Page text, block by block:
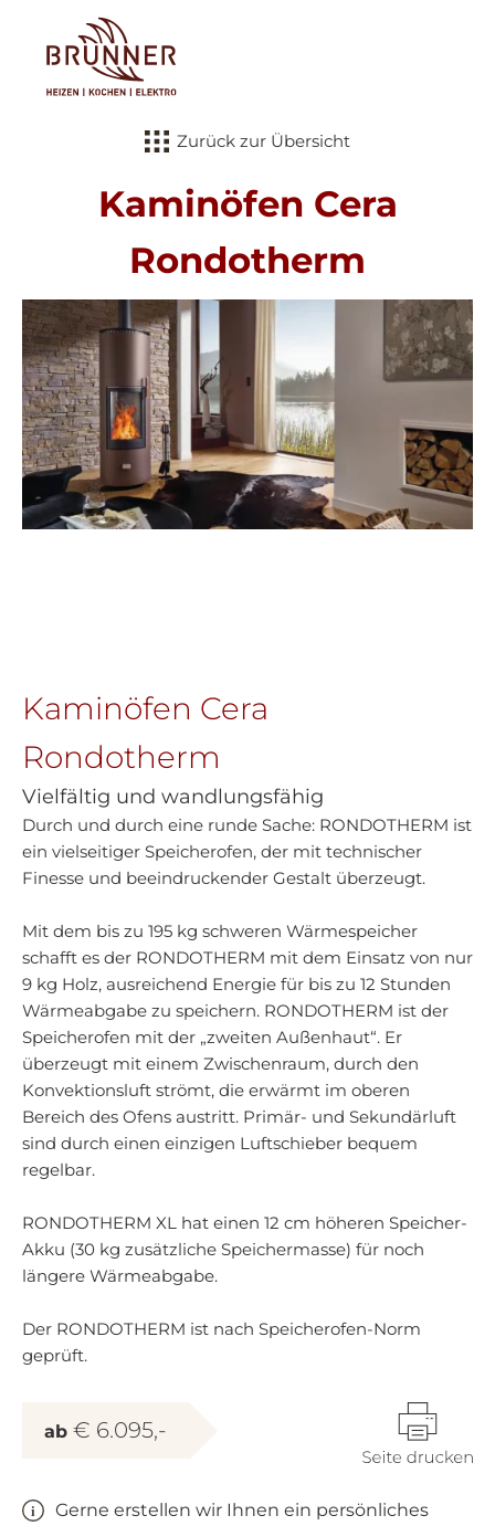
Zurück zur Übersicht
Kaminöfen Cera
Rondotherm
Kaminöfen Cera
Rondotherm
Vielfältig und wandlungsfähig
Durch und durch eine runde Sache: RONDOTHERM ist
ein vielseitiger Speicherofen, der mit technischer
Finesse und beeindruckender Gestalt überzeugt.
Mit dem bis zu 195 kg schweren Wärmespeicher
schafft es der RONDOTHERM mit dem Einsatz von nur
9 kg Holz, ausreichend Energie für bis zu 12 Stunden
Wärmeabgabe zu speichern. RONDOTHERM ist der
Speicherofen mit der „zweiten Außenhaut“. Er
überzeugt mit einem Zwischenraum, durch den
Konvektionsluft strömt, die erwärmt im oberen
Bereich des Ofens austritt. Primär- und Sekundärluft
sind durch einen einzigen Luftschieber bequem
regelbar.
RONDOTHERM XL hat einen 12 cm höheren Speicher-
Akku (30 kg zusätzliche Speichermasse) für noch
längere Wärmeabgabe.
Der RONDOTHERM ist nach Speicherofen-Norm
geprüft.
ab € 6.095,-
Gerne erstellen wir Ihnen ein persönliches